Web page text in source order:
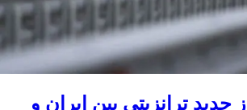
ترانزیتی بین ایران و